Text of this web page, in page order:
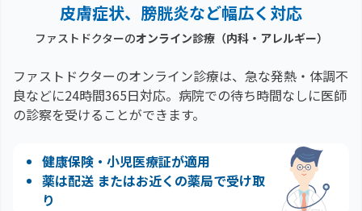
皮膚症状、膀胱炎など幅広く対応
ファストドクターのオンライン診療（内科・アレルギー）
ファストドクターのオンライン診療は、急な発熱・体調不
良などに24時間365日対応。 病院での待ち時間なしに医師
の診察を受けることができます。
健康保険・小児医療証が適用
薬は配送 またはお近くの薬局で受け取
り